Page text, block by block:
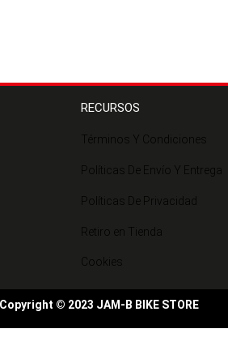
RECURSOS
Términos Y Condiciones
Políticas De Envío Y Entrega
Políticas De Privacidad
Retiro en Tienda
Cookies
© 2023 JAM-B BIKE STORE